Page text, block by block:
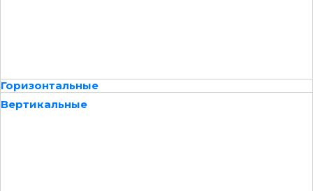
Горизонтальные
Вертикальные